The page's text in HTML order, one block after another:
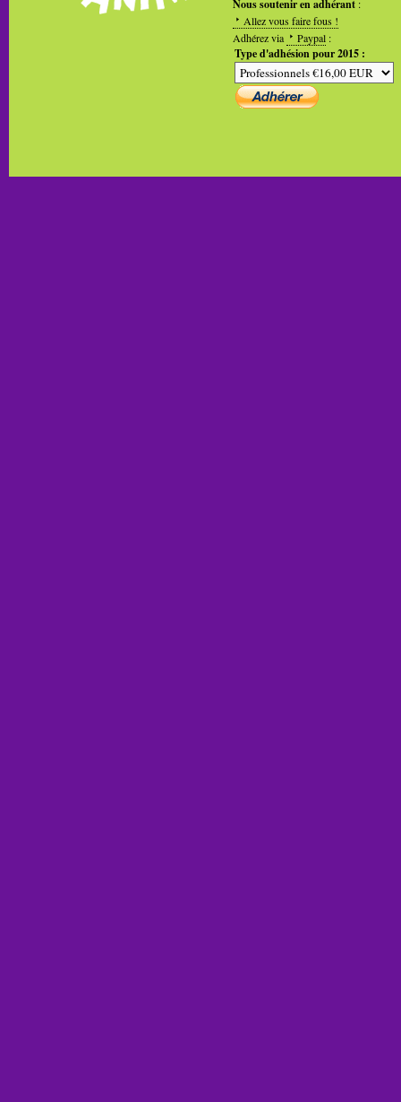
Nous soutenir en adhérant :
Allez vous faire fous !
Adhérez via
Paypal :
Type d'adhésion pour 2015 :